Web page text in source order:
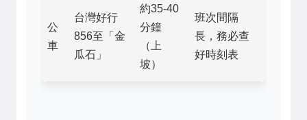
公
車
台灣好行
856至「金
瓜石」
約35-40
分鐘
（上
坡）
班次間隔
長，務必查
好時刻表